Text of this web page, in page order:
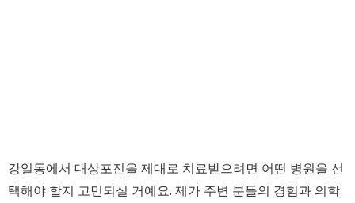
강일동에서 대상포진을 제대로 치료받으려면 어떤 병원을 선
택해야 할지 고민되실 거예요. 제가 주변 분들의 경험과 의학